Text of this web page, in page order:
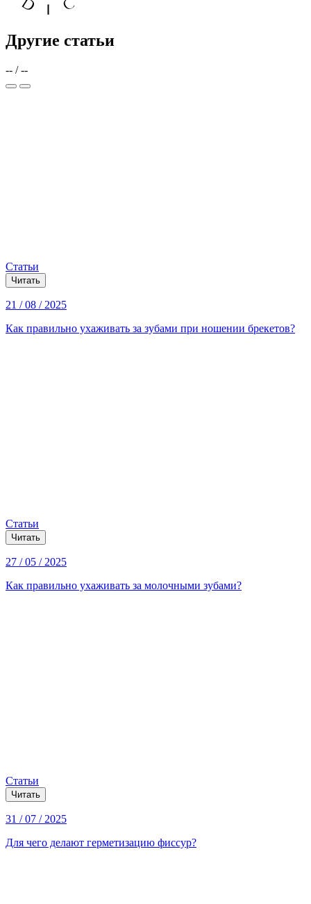
Другие статьи
-- / --
Статьи
Читать
21 / 08 / 2025
Как правильно ухаживать за зубами при ношении брекетов?
Статьи
Читать
27 / 05 / 2025
Как правильно ухаживать за молочными зубами?
Статьи
Читать
31 / 07 / 2025
Для чего делают герметизацию фиссур?